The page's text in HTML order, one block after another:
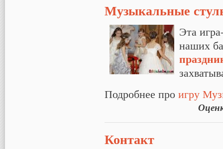
Музыкальные
Эта
наших
Подробнее про игру
Контакт